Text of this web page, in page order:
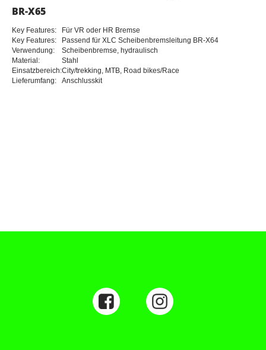
BR-X65
Key Features:
Für VR oder HR Bremse
Key Features:
Passend für XLC Scheibenbremsleitung BR-X64
Verwendung:
Scheibenbremse, hydraulisch
Material:
Stahl
Einsatzbereich:City/trekking, MTB, Road bikes/Race
Lieferumfang:
Anschlusskit